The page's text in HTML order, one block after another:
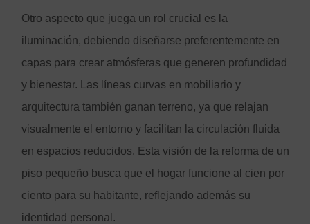
Otro aspecto que juega un rol crucial es la
iluminación, debiendo diseñarse preferentemente en
capas para crear atmósferas que generen profundidad
y bienestar. Las líneas curvas en mobiliario y
arquitectura también ganan terreno, ya que relajan
visualmente el entorno y facilitan la circulación fluida
en espacios reducidos. Esta visión de la reforma de un
piso pequeño busca que el hogar funcione al cien por
ciento para su habitante, reflejando además su
identidad personal.